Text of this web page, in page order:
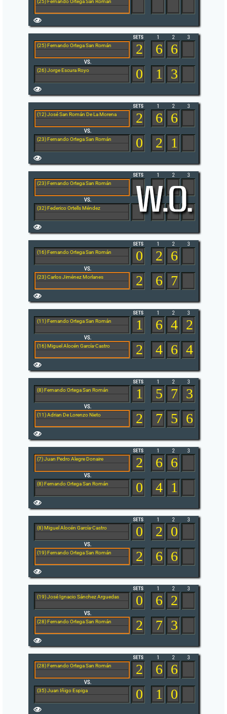
(25) Fernando Ortega San Román
(25) Fernando Ortega San Román
(26) Jorge Escura Royo
2
0
6 6
1
3
(12) José San Román De La Morena
(23) Fernando Ortega San Román
2
0
6 6
2
1
(23) Fernando Ortega San Román
(32) Federico Ortells Méndez
(16) Fernando Ortega San Román
(23) Carlos Jiménez Morlanes
0
2
2 6
6 7
(11) Fernando Ortega San Román
(16) Miguel Alocén García-Castro
1
2
6 4 2
4 6 4
(8) Fernando Ortega San Román
(11) Adrian De Lorenzo Nieto
1
2
5 7 3
7 5 6
(7) Juan Pedro Alegre Donaire
(8) Fernando Ortega San Román
2
0
6 6
4 1
(8) Miguel Alocén García-Castro
(19) Fernando Ortega San Román
0
2
2 0
6 6
(19) José Ignacio Sánchez Arguedas
(28) Fernando Ortega San Román
0
2
6 2
7 3
(28) Fernando Ortega San Román
(35) Juan Iñigo Espiga
2
0
6 6
1
0